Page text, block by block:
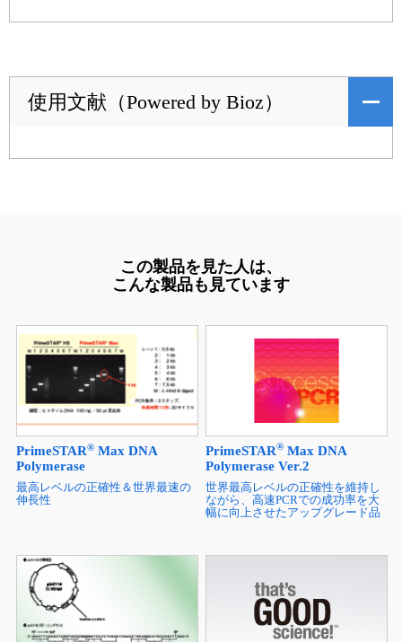
使用文献（Powered by Bioz）
この製品を見た人は、
こんな製品も見ています
PrimeSTAR®Max DNA
Polymerase
最高レベルの正確性＆世界最速の
伸長性
PrimeSTAR® Max DNA
Polymerase Ver.2
世界最高レベルの正確性を維持し
ながら、高速PCRでの成功率を大
幅に向上させたアップグレード品